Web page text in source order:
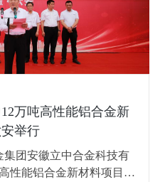
万吨高性能铝合金新
举行
集团安徽立中合金科技有
性能铝合金新材料项目，